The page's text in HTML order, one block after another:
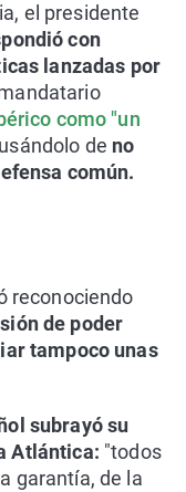
el presidente
con
lanzadas por
como "un
de no
común.
reconociendo
de poder
tampoco unas
subrayó su
Atlántica: "todos
garantía, de la